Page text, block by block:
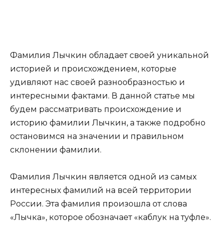
Фамилия Лычкин обладает своей уникальной
историей и происхождением, которые
удивляют нас своей разнообразностью и
интересными фактами. В данной статье мы
будем рассматривать происхождение и
историю фамилии Лычкин, а также подробно
остановимся на значении и правильном
склонении фамилии.
Фамилия Лычкин является одной из самых
интересных фамилий на всей территории
России. Эта фамилия произошла от слова
«Лычка», которое обозначает «каблук на туфле».